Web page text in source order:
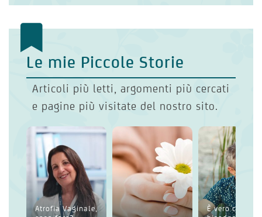
Le mie Piccole Storie
Articoli più letti, argomenti più cercati
e pagine più visitate del nostro sito.
Atrofia Vaginale,
È vero che